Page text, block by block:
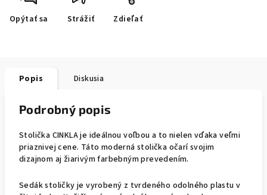
Opýtať sa Strážiť Zdieľať
Popis Diskusia
Podrobný popis
Stolička CINKLA je ideálnou voľbou a to nielen vďaka veľmi
priaznivej cene. Táto moderná stolička očarí svojim
dizajnom aj žiarivým farbebným prevedením.
Sedák stoličky je vyrobený z tvrdeného odolného plastu v